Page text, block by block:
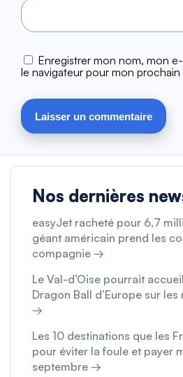
Enregistrer mon nom, mon
le navigateur pour mon
Nos dernières
easyJet racheté pour 6,7
géant américain prend les
compagnie →
Le Val-d’Oise pourrait
Dragon Ball d’Europe sur
→
Les 10 destinations que les
pour éviter la foule et payer
septembre →